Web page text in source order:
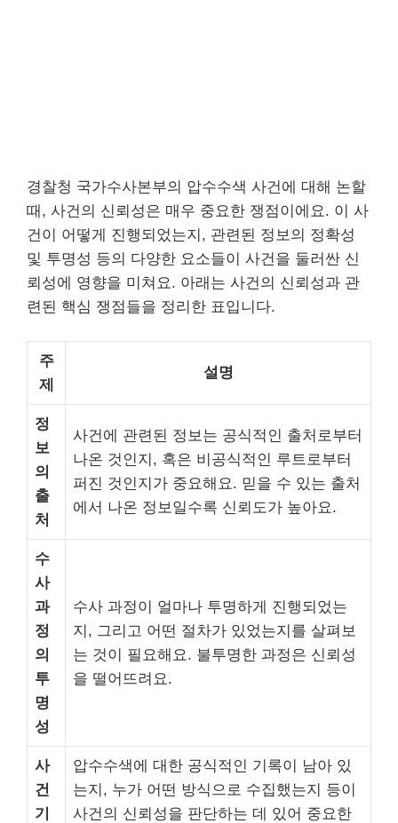
경찰청 국가수사본부의 압수수색 사건에 대해 논할
때, 사건의 신뢰성은 매우 중요한 쟁점이에요. 이 사
건이 어떻게 진행되었는지, 관련된 정보의 정확성
및 투명성 등의 다양한 요소들이 사건을 둘러싼 신
뢰성에 영향을 미쳐요. 아래는 사건의 신뢰성과 관
련된 핵심 쟁점들을 정리한 표입니다.
주
제
설명
정
보
의
출
처
사건에 관련된 정보는 공식적인 출처로부터
나온 것인지, 혹은 비공식적인 루트로부터
퍼진 것인지가 중요해요. 믿을 수 있는 출처
에서 나온 정보일수록 신뢰도가 높아요.
수
사
과
정
의
투
명
성
수사 과정이 얼마나 투명하게 진행되었는
지, 그리고 어떤 절차가 있었는지를 살펴보
는 것이 필요해요. 불투명한 과정은 신뢰성
을 떨어뜨려요.
사
건
기
압수수색에 대한 공식적인 기록이 남아 있
는지, 누가 어떤 방식으로 수집했는지 등이
사건의 신뢰성을 판단하는 데 있어 중요한